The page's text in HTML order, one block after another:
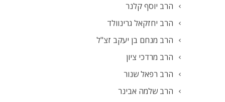
הרב יוסף קלנר
הרב יחזקאל גרינוולד
הרב מנחם בן יעקב זצ"ל
הרב מרדכי ציון
הרב רפאל שנור
הרב שלמה אבינר